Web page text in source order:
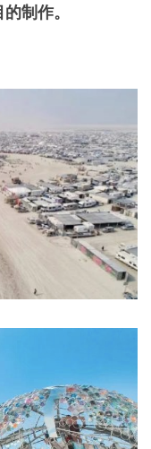
制作。